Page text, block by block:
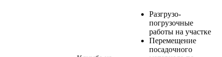
Разгрузо-
погрузочные
работы на участке
Перемещение
посадочного